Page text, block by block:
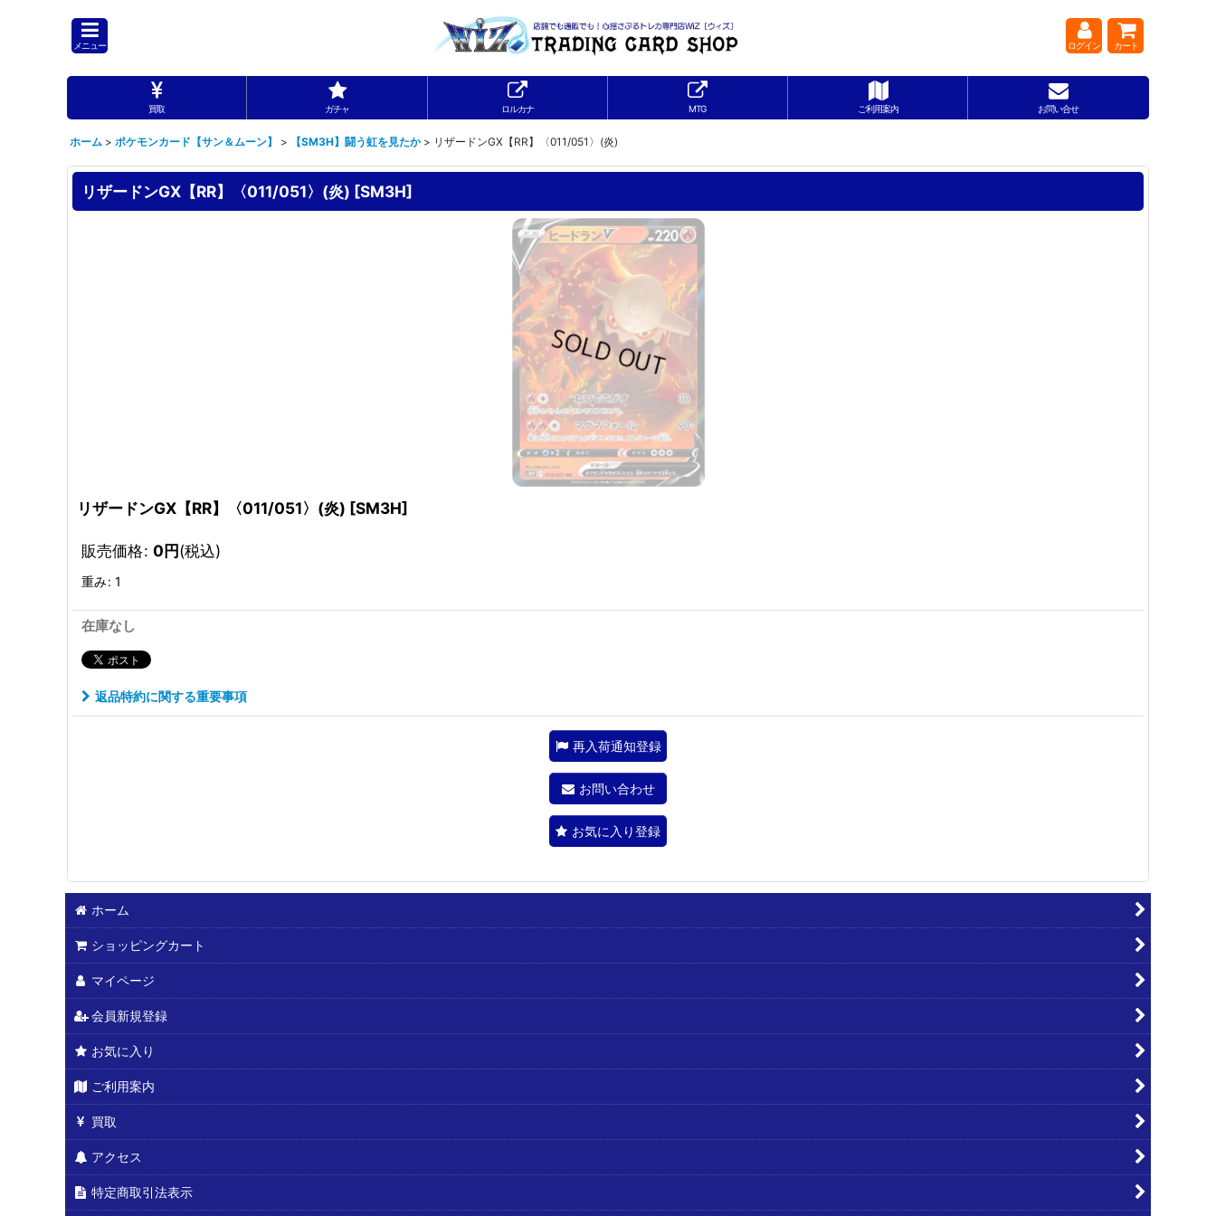
メニュー ログイン カート
買取 ガチャ ロルカナ MTG ご利用案内 お問い合せ
ホーム > ポケモンカード【サン＆ムーン】 > 【SM3H】闘う虹を見たか > リザードンGX【RR】〈011/051〉(炎)
リザードンGX【RR】〈011/051〉(炎) [SM3H]
リザードンGX【RR】〈011/051〉(炎) [SM3H]
販売価格: 0円(税込)
重み: 1
在庫なし
返品特約に関する重要事項
再入荷通知登録
お問い合わせ
お気に入り登録
ホーム
ショッピングカート
マイページ
会員新規登録
お気に入り
ご利用案内
買取
アクセス
特定商取引法表示